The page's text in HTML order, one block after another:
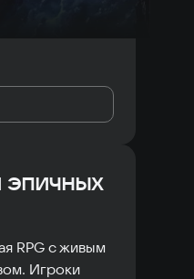
эпичных
RPG с живым
Игроки